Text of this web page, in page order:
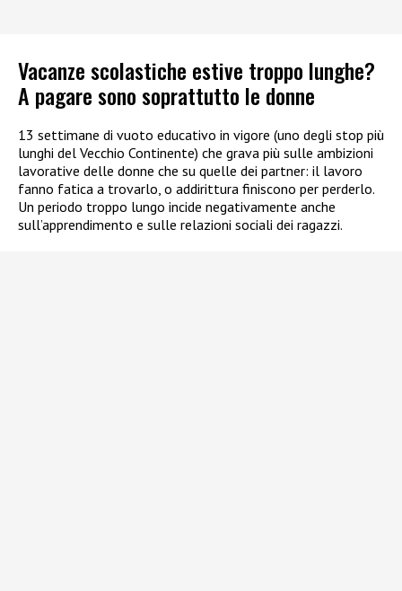
Vacanze scolastiche estive troppo lunghe?
A pagare sono soprattutto le donne
13 settimane di vuoto educativo in vigore (uno degli stop più
lunghi del Vecchio Continente) che grava più sulle ambizioni
lavorative delle donne che su quelle dei partner: il lavoro
fanno fatica a trovarlo, o addirittura finiscono per perderlo.
Un periodo troppo lungo incide negativamente anche
sull’apprendimento e sulle relazioni sociali dei ragazzi.